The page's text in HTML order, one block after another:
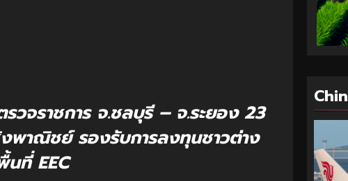
วจราชการ จ.ชลบุรี – จ.ระยอง 23
าณิชย์ รองรับการลงทุนชาวต่าง
นที่ EEC